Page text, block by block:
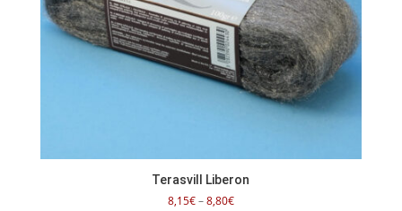
Terasvill Liberon
8,15€–8,80€Hinnavahemik: